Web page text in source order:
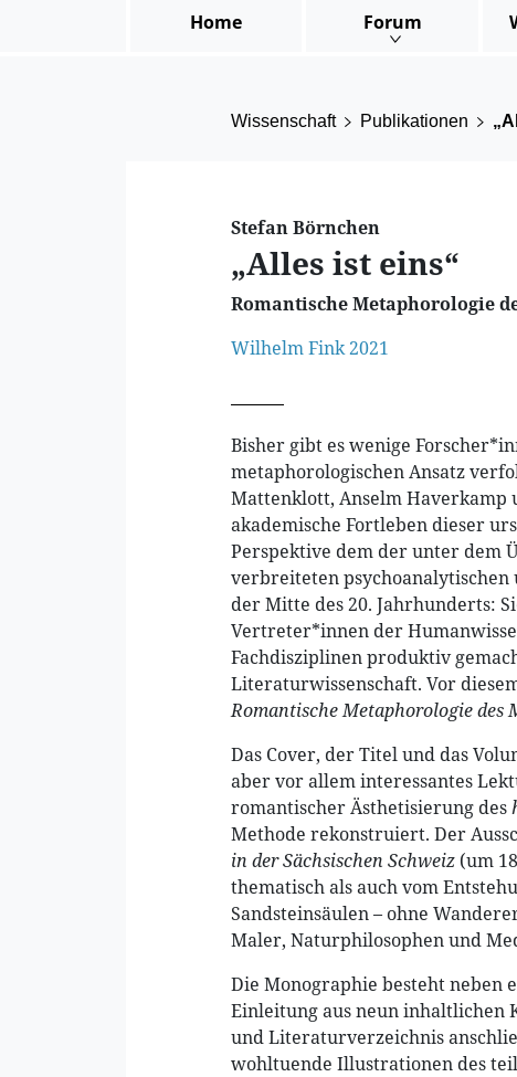
Home Forum
Wissenschaft Publikationen
Stefan Börnchen
„Alles ist eins“
Romantische Metaphorologie
Wilhelm Fink 2021
Bisher gibt es wenige
metaphorologischen Ansatz
Mattenklott, Anselm Haverkamp
akademische Fortleben dieser
Perspektive dem der unter dem
verbreiteten psychoanalytischen
der Mitte des 20. Jahrhunderts:
Vertreter*innen der
Fachdisziplinen produktiv
Literaturwissenschaft. Vor
Romantische Metaphorologie des
Das Cover, der Titel und das
aber vor allem interessantes
romantischer Ästhetisierung des
Methode rekonstruiert. Der
in der Sächsischen Schweiz (um
thematisch als auch vom
Sandsteinsäulen – ohne
Maler, Naturphilosophen und
Die Monographie besteht neben
Einleitung aus neun inhaltlichen
und Literaturverzeichnis
wohltuende Illustrationen des